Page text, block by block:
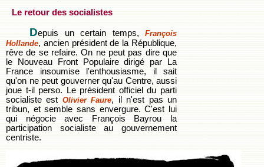
Le retour des socialistes
Depuis un certain temps, François
Hollande, ancien président de la République,
rêve de se refaire. On ne peut pas dire que
le Nouveau Front Populaire dirigé par La
France insoumise l'enthousiasme, il sait
qu'on ne peut gouverner qu'au Centre, aussi
joue t-il perso. Le président officiel du parti
socialiste est Olivier Faure, il n'est pas un
tribun, et semble sans envergure. C'est lui
qui négocie avec François Bayrou la
participation socialiste au gouvernement
centriste.